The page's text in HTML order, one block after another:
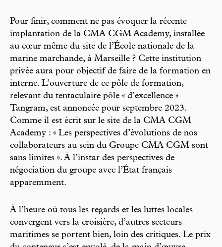
Pour finir, comment ne pas évoquer la récente
implantation de la CMA CGM Academy, installée
au cœur même du site de l’École nationale de la
marine marchande, à Marseille ? Cette institution
privée aura pour objectif de faire de la formation en
interne. L’ouverture de ce pôle de formation,
relevant du tentaculaire pôle « d’excellence »
Tangram, est annoncée pour septembre 2023.
Comme il est écrit sur le site de la CMA CGM
Academy : « Les perspectives d’évolutions de nos
collaborateurs au sein du Groupe CMA CGM sont
sans limites ». À l’instar des perspectives de
négociation du groupe avec l’État français
apparemment.
À l’heure où tous les regards et les luttes locales
convergent vers la croisière, d’autres secteurs
maritimes se portent bien, loin des critiques. Le prix